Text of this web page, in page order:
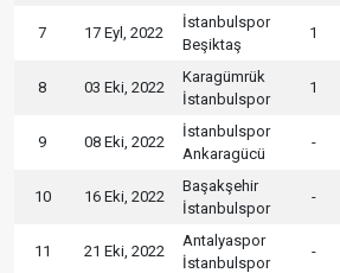
7 17 Eyl, 2022
İstanbulspor
Beşiktaş
1
8 03 Eki, 2022
Karagümrük
İstanbulspor
1
9 08 Eki, 2022
İstanbulspor
Ankaragücü
-
10 16 Eki, 2022
Başakşehir
İstanbulspor
-
11 21 Eki, 2022
Antalyaspor
İstanbulspor
-